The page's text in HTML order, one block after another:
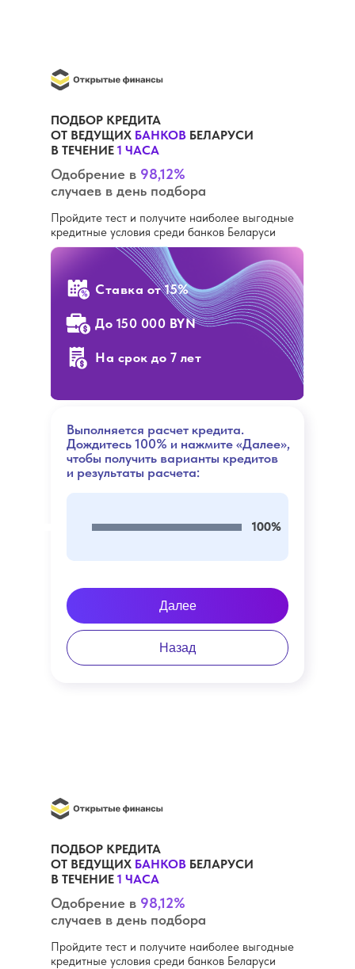
Одобрение в 98,12%
случаев в день подбора
Выполняется расчет кредита.
Дождитесь 100% и нажмите «Далее»,
чтобы получить варианты кредитов
и результаты расчета:
Далее
Назад
ПОДБОР КРЕДИТА
ОТ ВЕДУЩИХ БАНКОВ БЕЛАРУСИ
В ТЕЧЕНИЕ 1 ЧАСА
Пройдите тест и получите наиболее выгодные
кредитные условия среди банков Беларуси
До 150 000 BYN
На срок до 7 лет
100%
Ставка от 15%
ПОДБОР КРЕДИТА
ОТ ВЕДУЩИХ БАНКОВ БЕЛАРУСИ
В ТЕЧЕНИЕ 1 ЧАСА
Пройдите тест и получите наиболее выгодные
кредитные условия среди банков Беларуси
Одобрение в 98,12%
случаев в день подбора